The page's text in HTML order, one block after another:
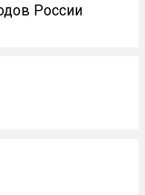
России